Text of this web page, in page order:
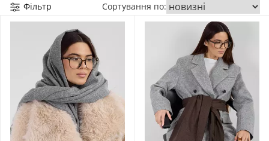
Фільтр Сортування по: